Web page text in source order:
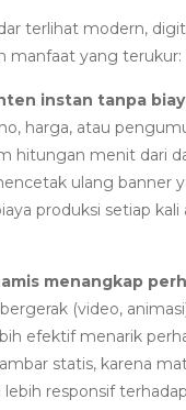
terlihat modern,
manfaat yang terukur:
instan tanpa
harga, atau
hitungan menit dari
ulang banner
produksi setiap kali
menangkap
(video,
efektif menarik
statis, karena
lebih responsif